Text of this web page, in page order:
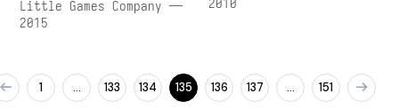
Little Games Company —
2015
1 … 133 134 135 136 137 … 151